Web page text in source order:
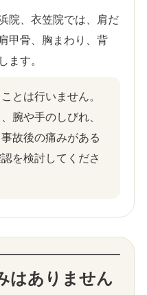
院、衣笠院では、肩だ
甲骨、胸まわり、背
ます。
とは行いません。
腕や手のしびれ、
故後の痛みがある
を検討してくださ
はありません